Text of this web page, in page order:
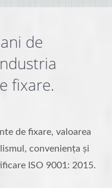
de
fixare.
de fixare, valoarea
conveniența și
ISO 9001: 2015.